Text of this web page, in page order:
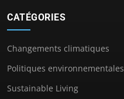
CATÉGORIES
Changements climatiques
Politiques environnementales
Sustainable Living